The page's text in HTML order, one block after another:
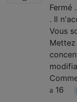
Fermé
. Il
Vous
16